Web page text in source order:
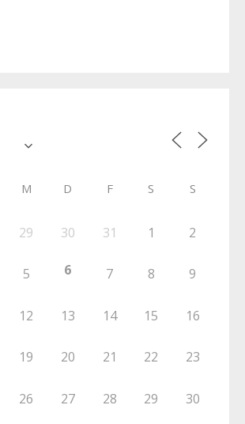
M D F S S
29 30 31 1 2
5 6 7 8 9
12 13 14 15 16
19 20 21 22 23
26 27 28 29 30